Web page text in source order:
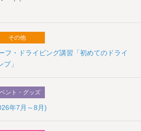
その他
フ・ドライビング講習「初めてのドライ
」
ント・グッズ
年7月～8月)